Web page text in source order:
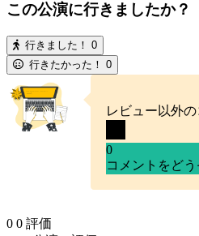
この公演に行きましたか？
行きました！ 0
行きたかった！ 0
レビュー以外
0
コメントをど
0 0 評価